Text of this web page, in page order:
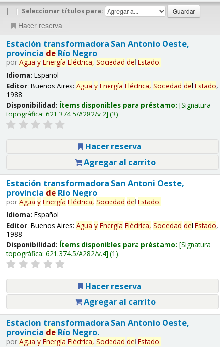
| | Seleccionar títulos para:
Hacer reserva
Estación transformadora San Antonio Oeste,
provincia deRío Negro
por Agua y Energía Eléctrica, Sociedad del Estado.
Idioma: Español
Editor: Buenos Aires: Agua y Energía Eléctrica, Sociedad del Estado,
1988
Disponibilidad: Ítems disponibles para préstamo: Signatura
topográfica: 621.374.5/A282/v.2 (3).
Hacer reserva
Agregar al carrito
Estación transformadora San Antoni Oeste,
provincia deRío Negro
por Agua y Energía Eléctrica, Sociedad del Estado.
Idioma: Español
Editor: Buenos Aires: Agua y Energía Eléctrica, Sociedad del Estado,
1988
Disponibilidad: Ítems disponibles para préstamo: Signatura
topográfica: 621.374.5/A282/v.4 (1).
Hacer reserva
Agregar al carrito
Estacion transformadora San Antonio Oeste,
provincia deRío Negro.
por Agua y Energía Eléctrica, Sociedad del Estado.